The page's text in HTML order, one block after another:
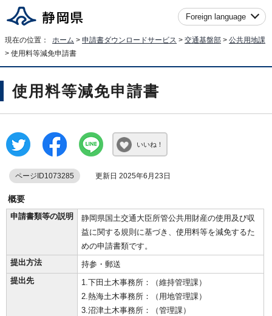
Foreign language
現在の位置： ホーム > 申請書ダウンロードサービス > 交通基盤部 > 公共用地課
> 使用料等減免申請書
使用料等減免申請書
いいね！
ページID1073285 更新日 2025年6月23日
概要
申請書類等の説明
静岡県国土交通大臣所管公共用財産の使用及び収
益に関する規則に基づき、使用料等を減免するた
めの申請書類です。
提出方法
持参・郵送
提出先
1.下田土木事務所：（維持管理課）
2.熱海土木事務所：（用地管理課）
3.沼津土木事務所：（管理課）